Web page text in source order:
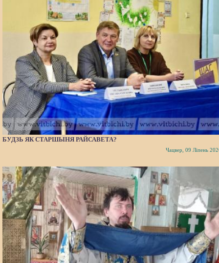
БУДЗЬ ЯК СТАРШЫНЯ РАЙСАВЕТА?
Чацвер, 09 Ліпень